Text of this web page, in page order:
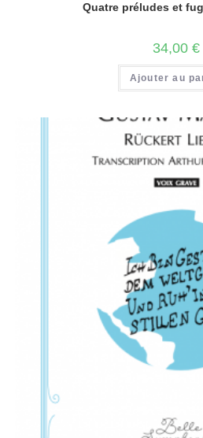
Quatre préludes et
34,00 €
Ajouter au